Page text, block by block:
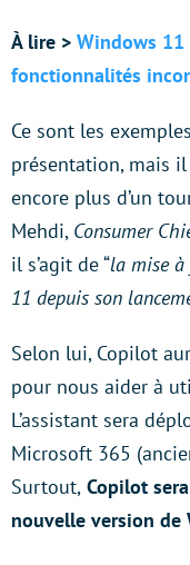
À lire > Windows 11
fonctionnalités
Ce sont les
présentation, mais
encore plus d’un
Mehdi, Consumer
il s’agit de “la mise
11 depuis son
Selon lui, Copilot
pour nous aider à
L’assistant sera
Microsoft 365
Surtout, Copilot
nouvelle version de